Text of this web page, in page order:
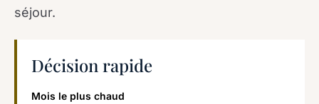
séjour.
Décision rapide
Mois le plus chaud